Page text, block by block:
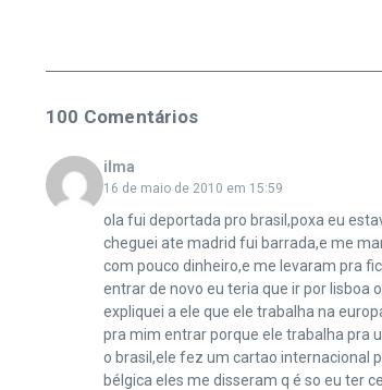
100 Comentários
ilma
16 de maio de 2010 em 15:59
ola fui deportada pro brasil,poxa eu
cheguei ate madrid fui barrada,e me
com pouco dinheiro,e me levaram pra
entrar de novo eu teria que ir por lisboa
expliquei a ele que ele trabalha na
pra mim entrar porque ele trabalha pra
o brasil,ele fez um cartao internacional
bélgica eles me disseram q é so eu ter